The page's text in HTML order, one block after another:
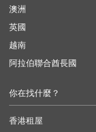
澳洲
英國
越南
阿拉伯聯合酋長國
你在找什麼？
香港租屋